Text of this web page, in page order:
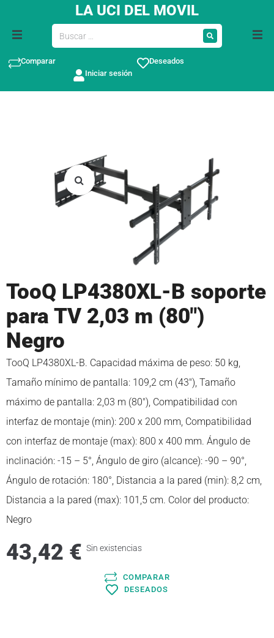
LA UCI DEL MOVIL
Comparar
Deseados
Iniciar sesión
TooQ LP4380XL-B soporte
para TV 2,03 m (80″)
Negro
TooQ LP4380XL-B. Capacidad máxima de peso: 50 kg,
Tamaño mínimo de pantalla: 109,2 cm (43″), Tamaño
máximo de pantalla: 2,03 m (80″), Compatibilidad con
interfaz de montaje (min): 200 x 200 mm, Compatibilidad
con interfaz de montaje (max): 800 x 400 mm. Ángulo de
inclinación: -15 – 5°, Ángulo de giro (alcance): -90 – 90°,
Ángulo de rotación: 180°, Distancia a la pared (min): 8,2 cm,
Distancia a la pared (max): 101,5 cm. Color del producto:
Negro
43,42 € Sin existencias
COMPARAR
DESEADOS